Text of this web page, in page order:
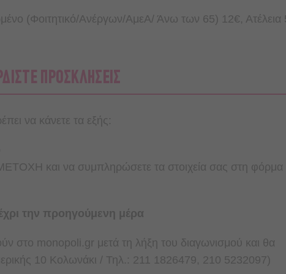
(Φοιτητικό/Ανέργων/ΑμεΑ/ Άνω των 65) 12€, Ατέλεια
ΠΡΟΣΚΛΗΣΕΙΣ
να κάνετε τα εξής:
και να συμπληρώσετε τα στοιχεία σας στη φόρμα
την προηγούμενη μέρα
στο monopoli.gr μετά τη λήξη του διαγωνισμού και θα
10 Κολωνάκι / Τηλ.: 211 1826479, 210 5232097)